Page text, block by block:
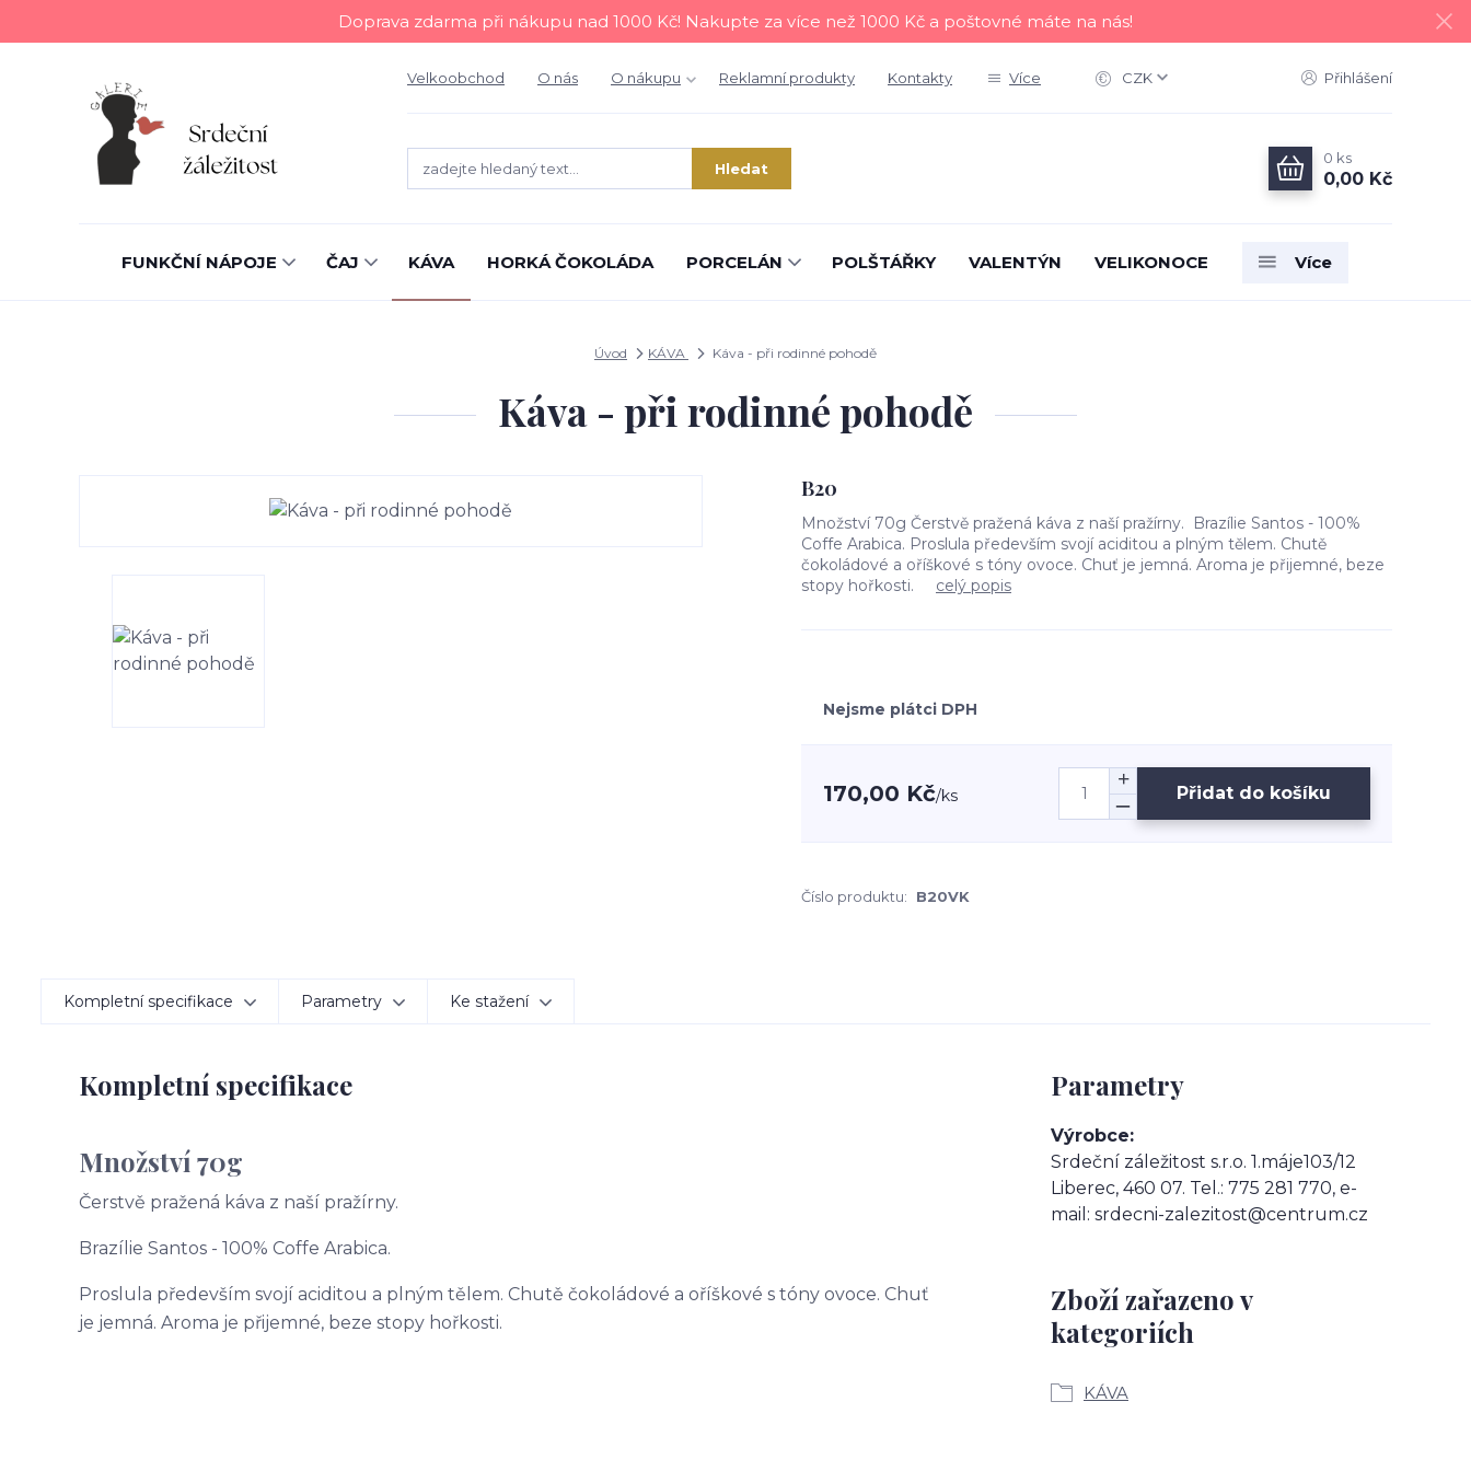
Doprava zdarma při nákupu nad 1000 Kč! Nakupte za více než 1000 Kč a poštovné máte na nás!
Velkoobchod O nás O nákupu Reklamní produkty Kontakty Více CZK Přihlášení
Hledat
0 ks
0,00 Kč
FUNKČNÍ NÁPOJE ČAJ KÁVA HORKÁ ČOKOLÁDA PORCELÁN POLŠTÁŘKY VALENTÝN VELIKONOCE Více
Úvod KÁVA Káva - při rodinné pohodě
Káva - při rodinné pohodě
B20
Množství 70g Čerstvě pražená káva z naší pražírny. Brazílie Santos - 100%
Coffe Arabica. Proslula především svojí aciditou a plným tělem. Chutě
čokoládové a oříškové s tóny ovoce. Chuť je jemná. Aroma je přijemné, beze
stopy hořkosti. celý popis
Nejsme plátci DPH
170,00 Kč/ks Přidat do košíku
Číslo produktu: B20VK
Kompletní specifikace Parametry Ke stažení
Kompletní specifikace
Množství 70g
Čerstvě pražená káva z naší pražírny.
Brazílie Santos - 100% Coffe Arabica.
Proslula především svojí aciditou a plným tělem. Chutě čokoládové a oříškové s tóny ovoce. Chuť
je jemná. Aroma je přijemné, beze stopy hořkosti.
Parametry
Výrobce
Srdeční záležitost s.r.o. 1.máje103/12
Liberec, 460 07. Tel.: 775 281 770, e-
mail: srdecni-zalezitost@centrum.cz
Zboží zařazeno v
kategoriích
KÁVA